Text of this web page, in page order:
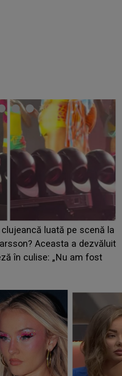
Marte intră în Rac și
o zodie! Conflictele
ei, iar o situație dificilă